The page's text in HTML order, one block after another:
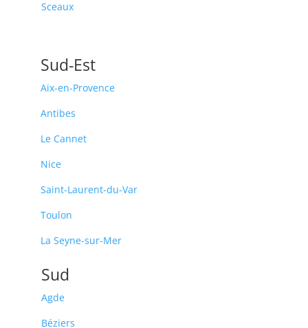
Sceaux
Sud-Est
Aix-en-Provence
Antibes
Le Cannet
Nice
Saint-Laurent-du-Var
Toulon
La Seyne-sur-Mer
Sud
Agde
Béziers